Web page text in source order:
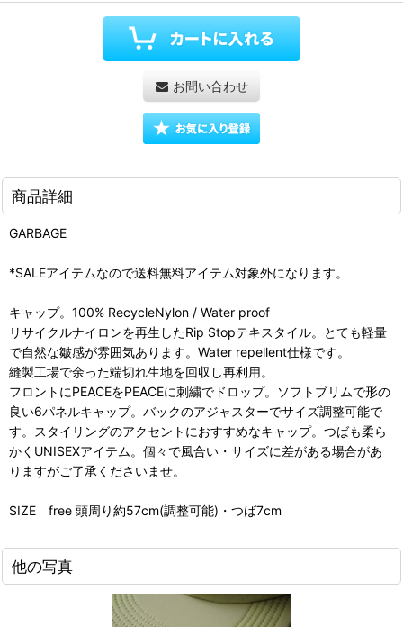
お問い合わせ
商品詳細
GARBAGE
*SALEアイテムなので送料無料アイテム対象外になります。
キャップ。100% RecycleNylon / Water proof
リサイクルナイロンを再生したRip Stopテキスタイル。とても軽量
で自然な皺感が雰囲気あります。Water repellent仕様です。
縫製工場で余った端切れ生地を回収し再利用。
フロントにPEACEをPEACEに刺繍でドロップ。ソフトブリムで形の
良い6パネルキャップ。バックのアジャスターでサイズ調整可能で
す。スタイリングのアクセントにおすすめなキャップ。つばも柔ら
かくUNISEXアイテム。個々で風合い・サイズに差がある場合があ
りますがご了承くださいませ。
SIZE free 頭周り約57cm(調整可能)・つば7cm
他の写真